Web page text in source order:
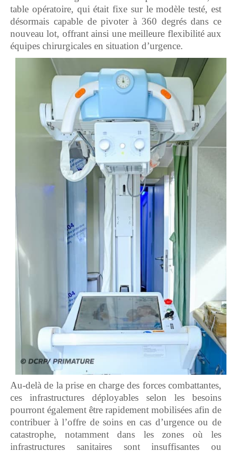
table opératoire, qui était fixe sur le modèle testé, est
désormais capable de pivoter à 360 degrés dans ce
nouveau lot, offrant ainsi une meilleure flexibilité aux
équipes chirurgicales en situation d’urgence.
‎Au-delà de la prise en charge des forces combattantes,
ces infrastructures déployables selon les besoins
pourront également être rapidement mobilisées afin de
contribuer à l’offre de soins en cas d’urgence ou de
catastrophe, notamment dans les zones où les
infrastructures sanitaires sont insuffisantes ou